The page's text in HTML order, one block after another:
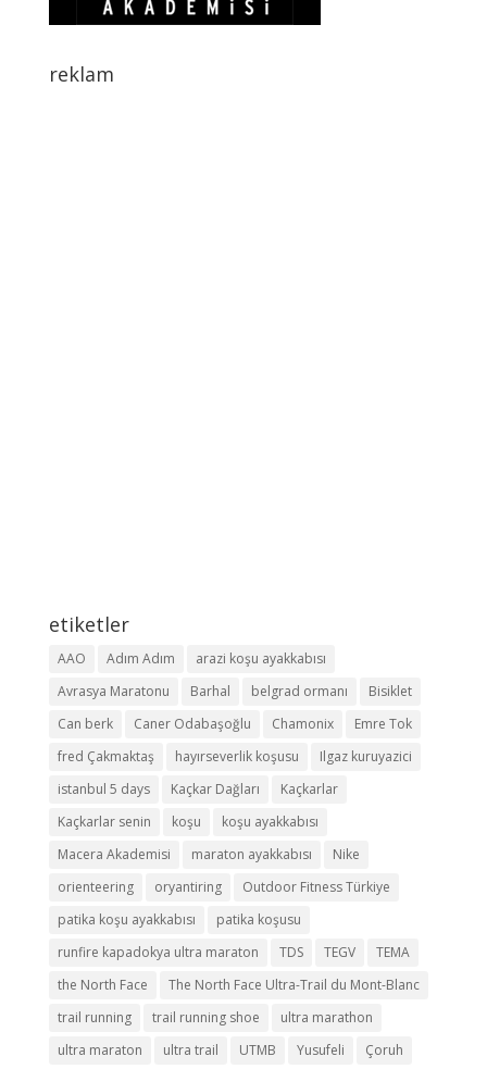
reklam
etiketler
AAO Adım Adım
arazi koşu ayakkabısı
Avrasya Maratonu
Barhal belgrad ormanı
Bisiklet
Can berk
Caner Odabaşoğlu Chamonix
Emre Tok
fred Çakmaktaş
hayırseverlik koşusu
Ilgaz kuruyazici
istanbul 5 days
Kaçkar Dağları
Kaçkarlar
Kaçkarlar senin
koşu
koşu ayakkabısı
Macera Akademisi
maraton ayakkabısı
Nike
orienteering
oryantiring
Outdoor Fitness Türkiye
patika koşu ayakkabısı
patika koşusu
runfire kapadokya ultra maraton
TDS TEGV
TEMA
the North Face
The North Face Ultra-Trail du Mont-Blanc
trail running
trail running shoe
ultra marathon
ultra maraton
ultra trail UTMB Yusufeli Çoruh